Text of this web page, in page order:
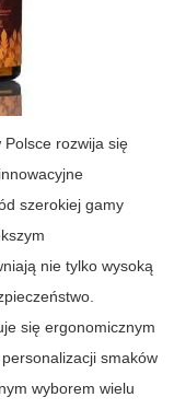
Polsce rozwija się
szerokiej gamy
nie tylko wysoką
się ergonomicznym
smaków
wyborem wielu